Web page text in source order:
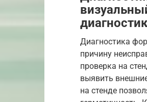
Диагностика
причину
проверка на
выявить
на стенде